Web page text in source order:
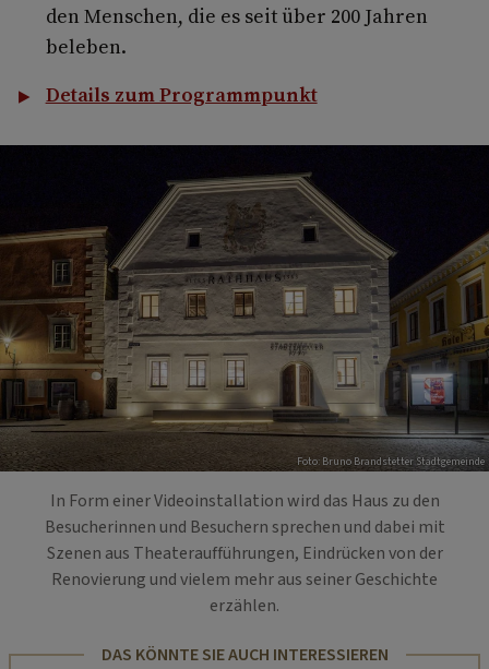
den Menschen, die es seit über 200 Jahren
beleben.
Details zum Programmpunkt
Foto: Bruno Brandstetter Stadtgemeinde
In Form einer Videoinstallation wird das Haus zu den
Besucherinnen und Besuchern sprechen und dabei mit
Szenen aus Theateraufführungen, Eindrücken von der
Renovierung und vielem mehr aus seiner Geschichte
erzählen.
DAS KÖNNTE SIE AUCH INTERESSIEREN